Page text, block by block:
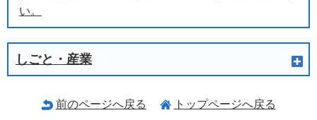
い。
しごと・産業
前のページへ戻る トップページへ戻る